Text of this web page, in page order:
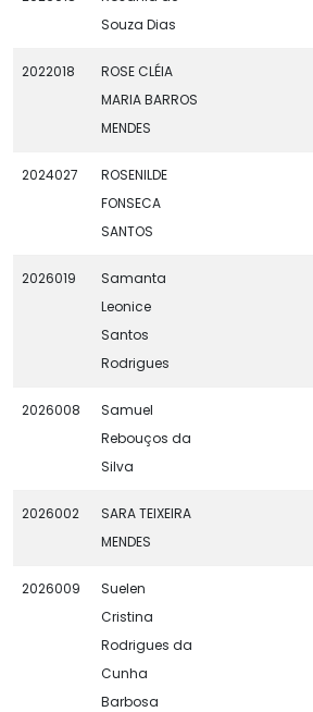
Souza Dias
2022018
ROSE CLÉIA
MARIA BARROS
MENDES
2024027
ROSENILDE
FONSECA
SANTOS
2026019
Samanta
Leonice
Santos
Rodrigues
2026008
Samuel
Rebouços da
Silva
2026002
SARA TEIXEIRA
MENDES
2026009
Suelen
Cristina
Rodrigues da
Cunha
Barbosa